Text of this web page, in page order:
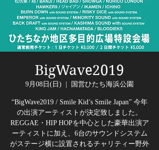
BigWave2019
9月08日(日) 国営ひたち海浜公園
“BigWave2019 / Smile Kid’s Smile Japan” 今年
の出演アーティストが決定致しました。
REGGAE・HIP HOPを中心とした豪華出演ア
ーティストに加え、6台のサウンドシステム
がステージ横に設置されるチャリティー野外